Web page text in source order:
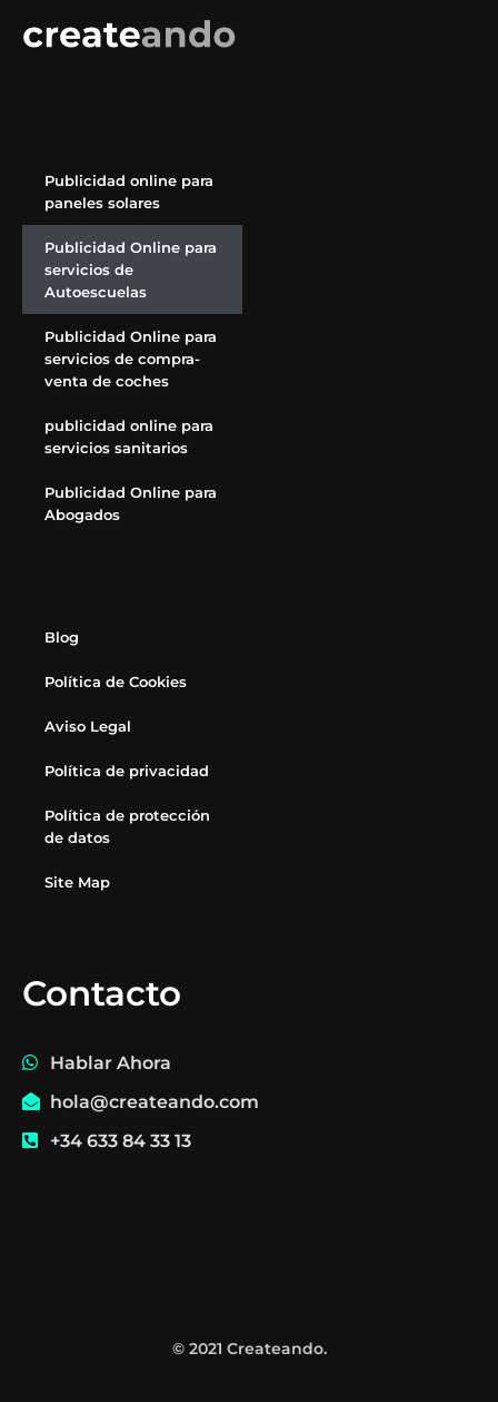
Publicidad online para
paneles solares
Publicidad Online para
servicios de
Autoescuelas
Publicidad Online para
servicios de compra-
venta de coches
publicidad online para
servicios sanitarios
Publicidad Online para
Abogados
Blog
Política de Cookies
Aviso Legal
Política de privacidad
Política de protección
de datos
Site Map
Contacto
Hablar Ahora
hola@createando.com
+34 633 84 33 13
© 2021 Createando.